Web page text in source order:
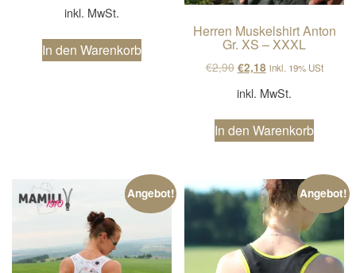
inkl. MwSt.
In den Warenkorb
Herren Muskelshirt Anton
Gr. XS – XXXL
€2,90 Ursprünglicher Preis
€2,18Aktueller Preis
inkl. 19% USt
inkl. MwSt.
In den Warenkorb
Angebot! Angebot!